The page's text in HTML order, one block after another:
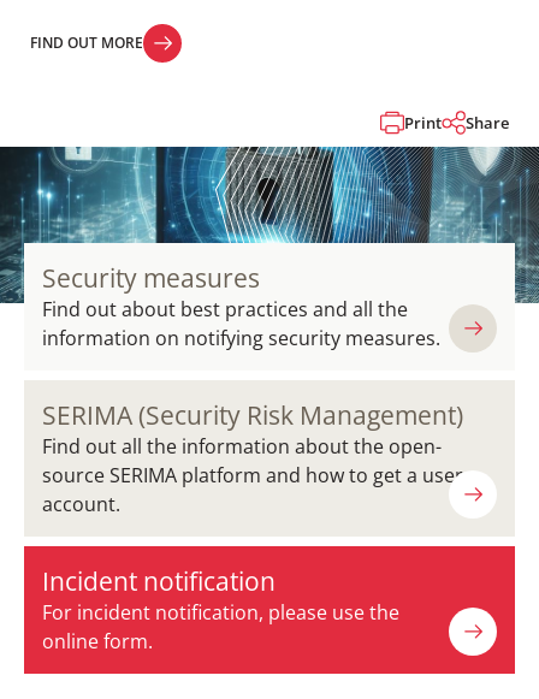
FIND OUT MORE
Print Share
Security measures
Find out about best practices and all the
information on notifying security measures.
SERIMA (Security Risk Management)
Find out all the information about the open-
source SERIMA platform and how to get a user
account.
Incident notification
For incident notification, please use the
online form.